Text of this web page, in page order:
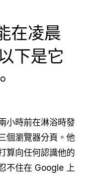
在凌晨
下是它
小時前在淋浴時發
個瀏覽器分頁。他
算向任何認識他的
不住在 Google 上